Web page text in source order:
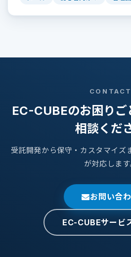
CONTACT
EC-CUBEのお困りご
相談くだ
受託開発から保守・カスタマイズ
が対応します
お問い合
EC-CUBEサービ